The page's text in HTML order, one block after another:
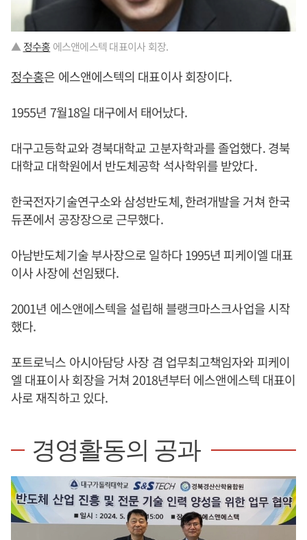
▲ 정수홍 에스앤에스텍 대표이사 회장.
정수홍은 에스앤에스텍의 대표이사 회장이다.
1955년 7월18일 대구에서 태어났다.
대구고등학교와 경북대학교 고분자학과를 졸업했다. 경북
대학교 대학원에서 반도체공학 석사학위를 받았다.
한국전자기술연구소와 삼성반도체, 한려개발을 거쳐 한국
듀폰에서 공장장으로 근무했다.
아남반도체기술 부사장으로 일하다 1995년 피케이엘 대표
이사 사장에 선임됐다.
2001년 에스앤에스텍을 설립해 블랭크마스크사업을 시작
했다.
포트로닉스 아시아담당 사장 겸 업무최고책임자와 피케이
엘 대표이사 회장을 거쳐 2018년부터 에스앤에스텍 대표이
사로 재직하고 있다.
경영활동의 공과